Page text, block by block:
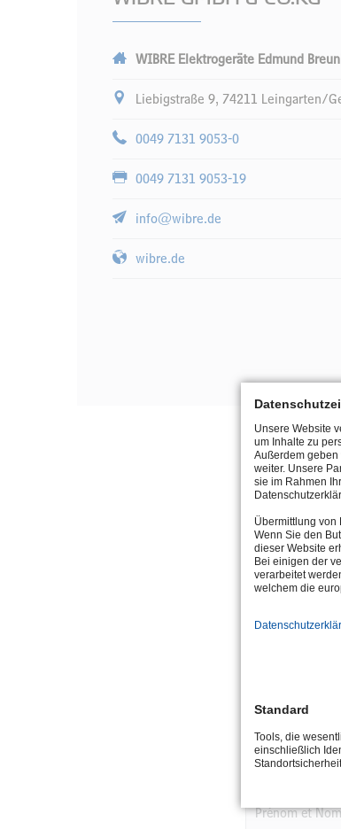
WIBRE Elektrogeräte Edmund
Liebigstraße 9, 74211 Leingarten/
0049 7131 9053-0
0049 7131 9053-19
info@wibre.de
wibre.de
DÉTAILS
CONTACT
Unsere Website
um Inhalte zu
Außerdem geben
weiter. Unsere
sie im Rahmen
Übermittlung von
Wenn Sie den
dieser Website
Bei einigen der
verarbeitet
welchem die
Standard
Tools, die
einschließlich